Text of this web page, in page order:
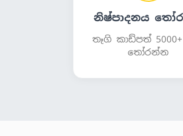
නිෂ්පාදනය
තෑගි කාඩ්පත්
තෝරන්න